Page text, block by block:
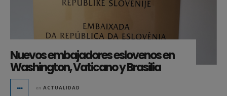
Nuevos embajadores eslovenos en
Washington, Vaticano y Brasilia
en ACTUALIDAD